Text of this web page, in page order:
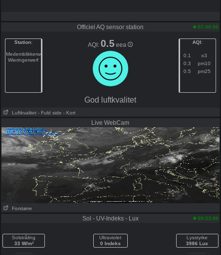
Officiel AQ sensor station 07:00:00
Station:
Medemblikkerweg
Wieringerwerf
AQI:0.5 eea AQI:
0.1
o3
0.3
pm10
0.5
pm25
God luftkvalitet
Luftkvalitet - Fuld side - Kort
Live WebCam
Forstørre
Sol - UV-Indeks - Lux 09:53:00
Solstråling
33 W/m²
Ultraviolet
0 Indeks
Lysstyrke
3986 Lux